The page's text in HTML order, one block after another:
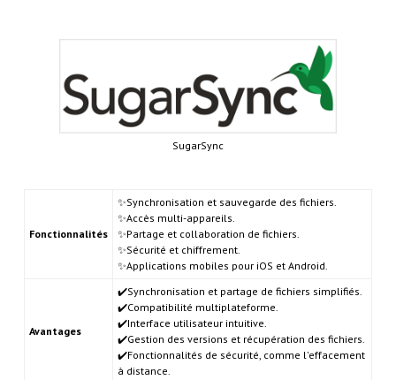
SugarSync
Fonctionnalités
✨Synchronisation et sauvegarde des fichiers.
✨Accès multi-appareils.
✨Partage et collaboration de fichiers.
✨Sécurité et chiffrement.
✨Applications mobiles pour iOS et Android.
Avantages
✔️Synchronisation et partage de fichiers simplifiés.
✔️Compatibilité multiplateforme.
✔️Interface utilisateur intuitive.
✔️Gestion des versions et récupération des fichiers.
✔️Fonctionnalités de sécurité, comme l'effacement
à distance.